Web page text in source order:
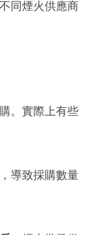
同煙火供應商
。實際上有些
導致採購數量